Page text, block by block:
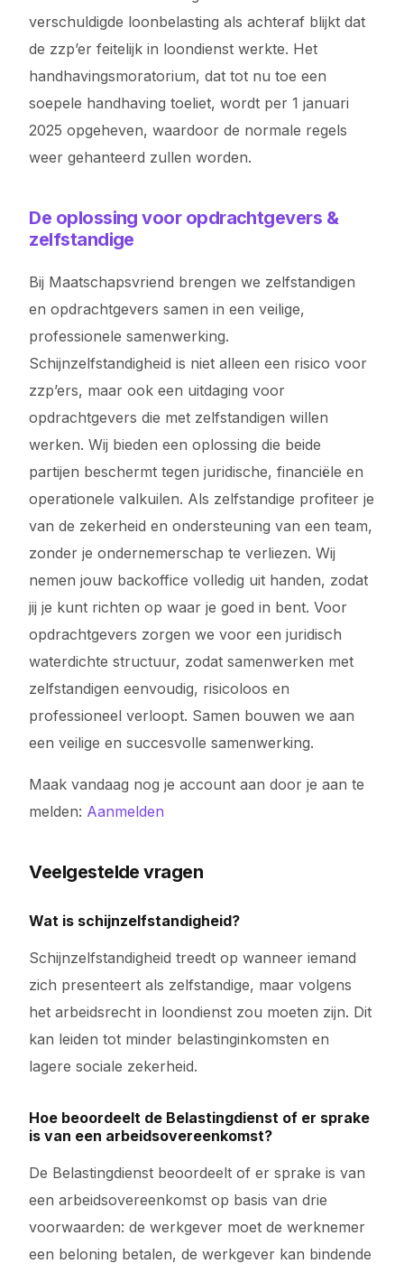
verschuldigde loonbelasting als achteraf blijkt dat
de zzp’er feitelijk in loondienst werkte. Het
handhavingsmoratorium, dat tot nu toe een
soepele handhaving toeliet, wordt per 1 januari
2025 opgeheven, waardoor de normale regels
weer gehanteerd zullen worden.
De oplossing voor opdrachtgevers &
zelfstandige
Bij Maatschapsvriend brengen we zelfstandigen
en opdrachtgevers samen in een veilige,
professionele samenwerking.
Schijnzelfstandigheid is niet alleen een risico voor
zzp’ers, maar ook een uitdaging voor
opdrachtgevers die met zelfstandigen willen
werken. Wij bieden een oplossing die beide
partijen beschermt tegen juridische, financiële en
operationele valkuilen. Als zelfstandige profiteer je
van de zekerheid en ondersteuning van een team,
zonder je ondernemerschap te verliezen. Wij
nemen jouw backoffice volledig uit handen, zodat
jij je kunt richten op waar je goed in bent. Voor
opdrachtgevers zorgen we voor een juridisch
waterdichte structuur, zodat samenwerken met
zelfstandigen eenvoudig, risicoloos en
professioneel verloopt. Samen bouwen we aan
een veilige en succesvolle samenwerking.
Maak vandaag nog je account aan door je aan te
melden: Aanmelden
Veelgestelde vragen
Wat is schijnzelfstandigheid?
Schijnzelfstandigheid treedt op wanneer iemand
zich presenteert als zelfstandige, maar volgens
het arbeidsrecht in loondienst zou moeten zijn. Dit
kan leiden tot minder belastinginkomsten en
lagere sociale zekerheid.
Hoe beoordeelt de Belastingdienst of er sprake
is van een arbeidsovereenkomst?
De Belastingdienst beoordeelt of er sprake is van
een arbeidsovereenkomst op basis van drie
voorwaarden: de werkgever moet de werknemer
een beloning betalen, de werkgever kan bindende